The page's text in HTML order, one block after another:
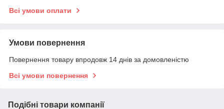
Всі умови оплати
Умови повернення
Повернення товару впродовж 14 днів за домовленістю
Всі умови повернення
Подібні товари компанії